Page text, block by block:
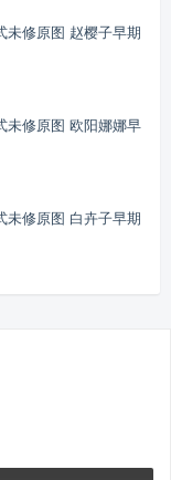
未修原图 赵樱子早期
未修原图 欧阳娜娜早
未修原图 白卉子早期